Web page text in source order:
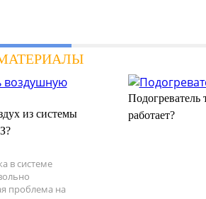
из системы
в системе
проблема на
Подогреватель
работает?